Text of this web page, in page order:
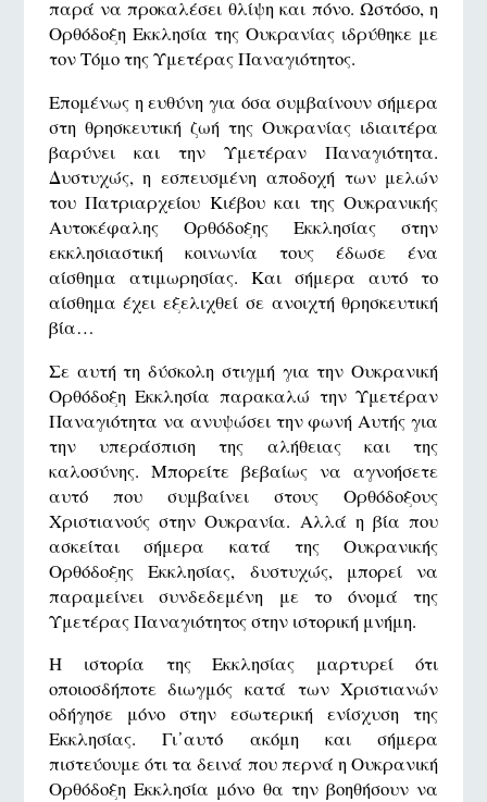
παρά να προκαλέσει θλίψη και πόνο. Ωστόσο, η
Ορθόδοξη Εκκλησία της Ουκρανίας ιδρύθηκε με
τον Τόμο της Υμετέρας Παναγιότητος.
Επομένως η ευθύνη για όσα συμβαίνουν σήμερα
στη θρησκευτική ζωή της Ουκρανίας ιδιαιτέρα
βαρύνει και την Υμετέραν Παναγιότητα.
Δυστυχώς, η εσπευσμένη αποδοχή των μελών
του Πατριαρχείου Κιέβου και της Ουκρανικής
Αυτοκέφαλης Ορθόδοξης Εκκλησίας στην
εκκλησιαστική κοινωνία τους έδωσε ένα
αίσθημα ατιμωρησίας. Και σήμερα αυτό το
αίσθημα έχει εξελιχθεί σε ανοιχτή θρησκευτική
βία…
Σε αυτή τη δύσκολη στιγμή για την Ουκρανική
Ορθόδοξη Εκκλησία παρακαλώ την Υμετέραν
Παναγιότητα να ανυψώσει την φωνή Αυτής για
την υπεράσπιση της αλήθειας και της
καλοσύνης. Μπορείτε βεβαίως να αγνοήσετε
αυτό που συμβαίνει στους Ορθόδοξους
Χριστιανούς στην Ουκρανία. Αλλά η βία που
ασκείται σήμερα κατά της Ουκρανικής
Ορθόδοξης Εκκλησίας, δυστυχώς, μπορεί να
παραμείνει συνδεδεμένη με το όνομά της
Υμετέρας Παναγιότητος στην ιστορική μνήμη.
Η ιστορία της Εκκλησίας μαρτυρεί ότι
οποιοσδήποτε διωγμός κατά των Χριστιανών
οδήγησε μόνο στην εσωτερική ενίσχυση της
Εκκλησίας. Γι᾿αυτό ακόμη και σήμερα
πιστεύουμε ότι τα δεινά που περνά η Ουκρανική
Ορθόδοξη Εκκλησία μόνο θα την βοηθήσουν να